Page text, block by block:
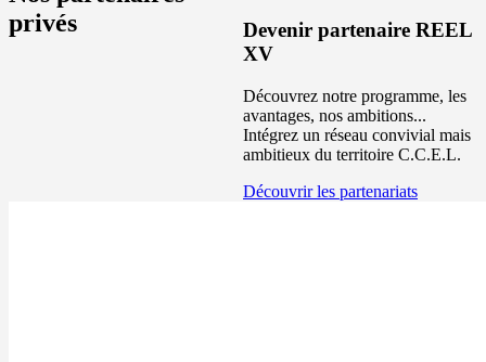
Devenir partenaire REEL
XV
Découvrez notre programme, les
avantages, nos ambitions...
Intégrez un réseau convivial mais
ambitieux du territoire C.C.E.L.
Découvrir les partenariats
privés